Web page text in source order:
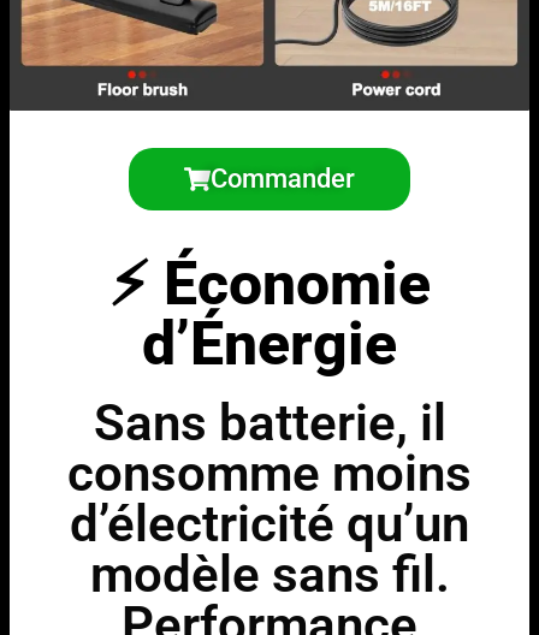
Commander
⚡ Économie
d’Énergie
Sans batterie, il
consomme moins
d’électricité qu’un
modèle sans fil.